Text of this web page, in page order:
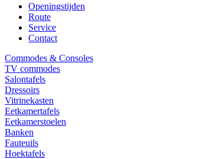
Openingstijden
Route
Service
Contact
Commodes & Consoles
TV commodes
Salontafels
Dressoirs
Vitrinekasten
Eetkamertafels
Eetkamerstoelen
Banken
Fauteuils
Hoektafels